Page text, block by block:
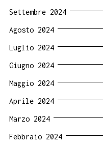
Settembre 2024
Agosto 2024
Luglio 2024
Giugno 2024
Maggio 2024
Aprile 2024
Marzo 2024
Febbraio 2024